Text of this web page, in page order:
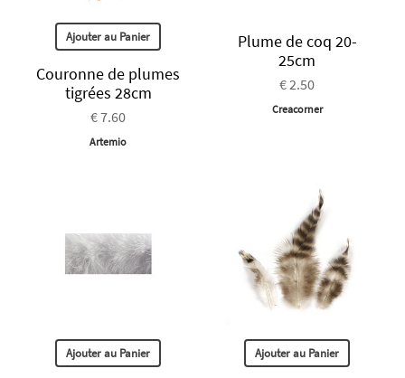
Ajouter au Panier
Couronne de plumes
tigrées 28cm
€ 7.60
Artemio
Plume de coq 20-
25cm
€ 2.50
Creacorner
Ajouter au Panier Ajouter au Panier